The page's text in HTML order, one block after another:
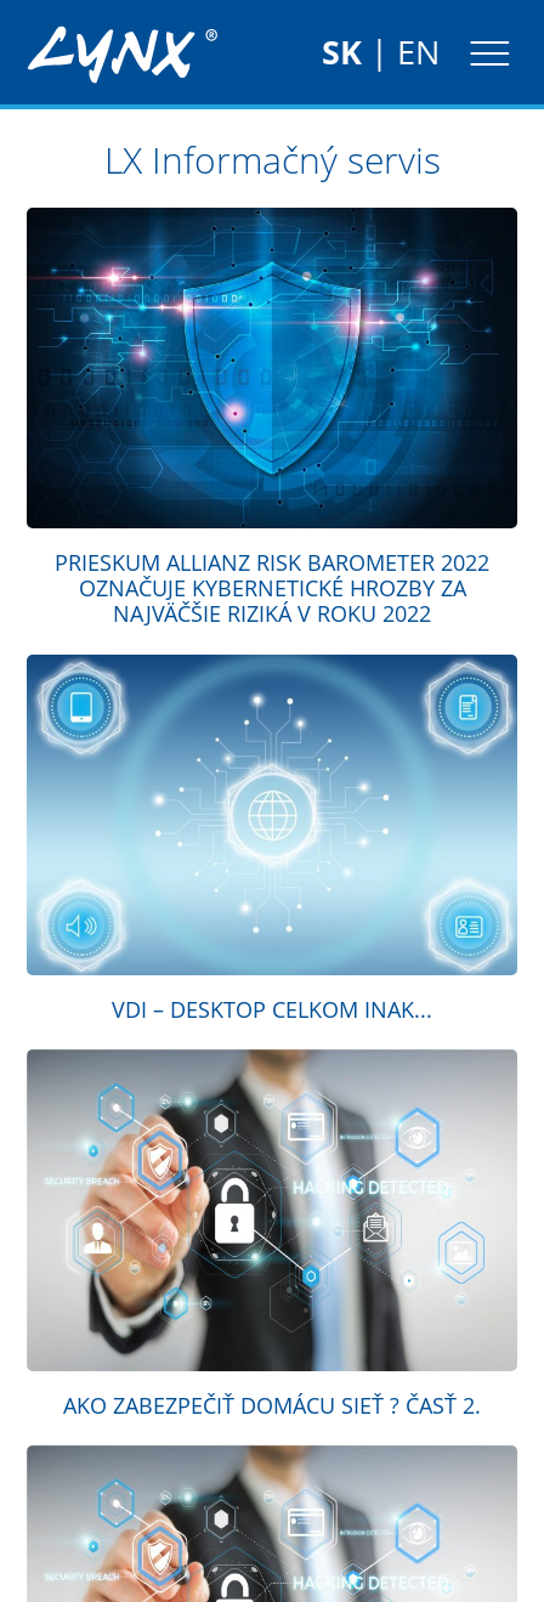
SK| EN
LX Informačný servis
PRIESKUM ALLIANZ RISK BAROMETER 2022
OZNAČUJE KYBERNETICKÉ HROZBY ZA
NAJVÄČŠIE RIZIKÁ V ROKU 2022
VDI – DESKTOP CELKOM INAK...
AKO ZABEZPEČIŤ DOMÁCU SIEŤ ? ČASŤ 2.